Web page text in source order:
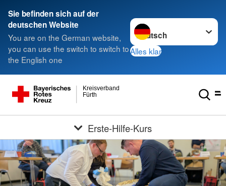
Sie befinden sich auf der
deutschen Website
You are on the German website,
you can use the switch to switch to
the English one
Sprache wechseln zu
Alles klar
Fürth
Kreisverband
Erste-Hilfe-Kurs